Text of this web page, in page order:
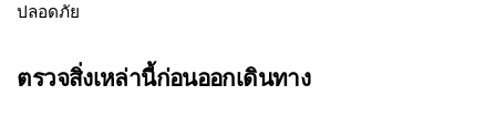
ปลอดภัย
ตรวจสิ่งเหล่านี้ก่อนออกเดินทาง